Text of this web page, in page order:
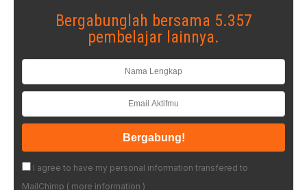
Bergabunglah bersama 5.357
pembelajar lainnya.
I agree to have my personal information transfered to
MailChimp ( more information )